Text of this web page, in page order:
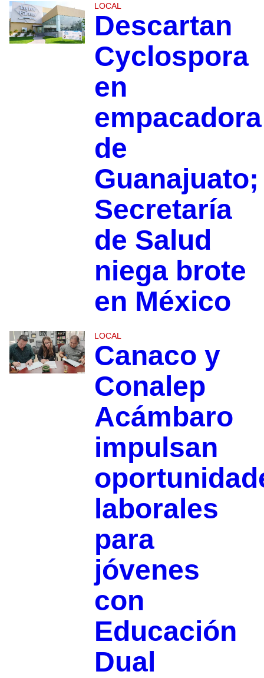
LOCAL
Descartan
Cyclospora
en
empacadora
de
Guanajuato;
Secretaría
de Salud
niega brote
en México
LOCAL
Canaco y
Conalep
Acámbaro
impulsan
laborales
para
jóvenes
con
Educación
Dual